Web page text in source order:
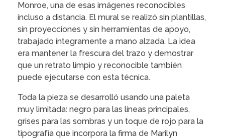
Monroe, una de esas imágenes reconocibles
incluso a distancia. El mural se realizó sin plantillas,
sin proyecciones y sin herramientas de apoyo,
trabajado íntegramente a mano alzada. La idea
era mantener la frescura del trazo y demostrar
que un retrato limpio y reconocible también
puede ejecutarse con esta técnica.
Toda la pieza se desarrolló usando una paleta
muy limitada: negro para las líneas principales,
grises para las sombras y un toque de rojo para la
tipografía que incorpora la firma de Marilyn